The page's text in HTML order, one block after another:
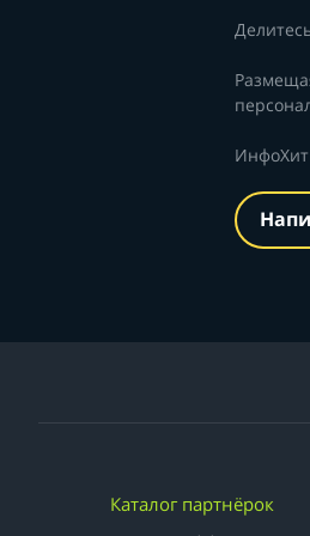
ИнфоХит
Каталог партнёрок